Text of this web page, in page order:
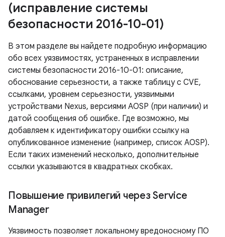
(исправление системы
безопасности 2016-10-01)
В этом разделе вы найдете подробную информацию
обо всех уязвимостях, устраненных в исправлении
системы безопасности 2016-10-01: описание,
обоснование серьезности, а также таблицу с CVE,
ссылками, уровнем серьезности, уязвимыми
устройствами Nexus, версиями AOSP (при наличии) и
датой сообщения об ошибке. Где возможно, мы
добавляем к идентификатору ошибки ссылку на
опубликованное изменение (например, список AOSP).
Если таких изменений несколько, дополнительные
ссылки указываются в квадратных скобках.
Повышение привилегий через Service
Manager
Уязвимость позволяет локальному вредоносному ПО